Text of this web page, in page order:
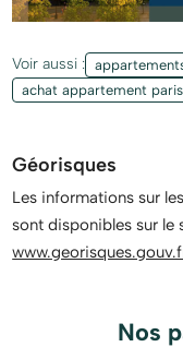
de Paris.
euros.
Voir aussi :
achat appartement
Géorisques
Les informations sur
sont disponibles sur le
Nos